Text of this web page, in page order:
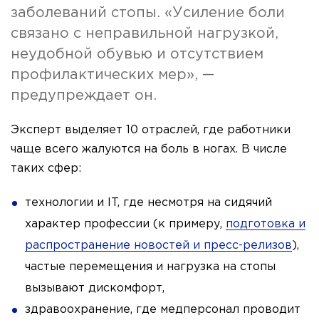
заболеваний стопы. «Усиление боли
связано с неправильной нагрузкой,
неудобной обувью и отсутствием
профилактических мер», —
предупреждает он.
Эксперт выделяет 10 отраслей, где работники
чаще всего жалуются на боль в ногах. В числе
таких сфер:
технологии и IT, где несмотря на сидячий
характер профессии (к примеру, подготовка и
распространение новостей и пресс-релизов ),
частые перемещения и нагрузка на стопы
вызывают дискомфорт,
здравоохранение, где медперсонал проводит